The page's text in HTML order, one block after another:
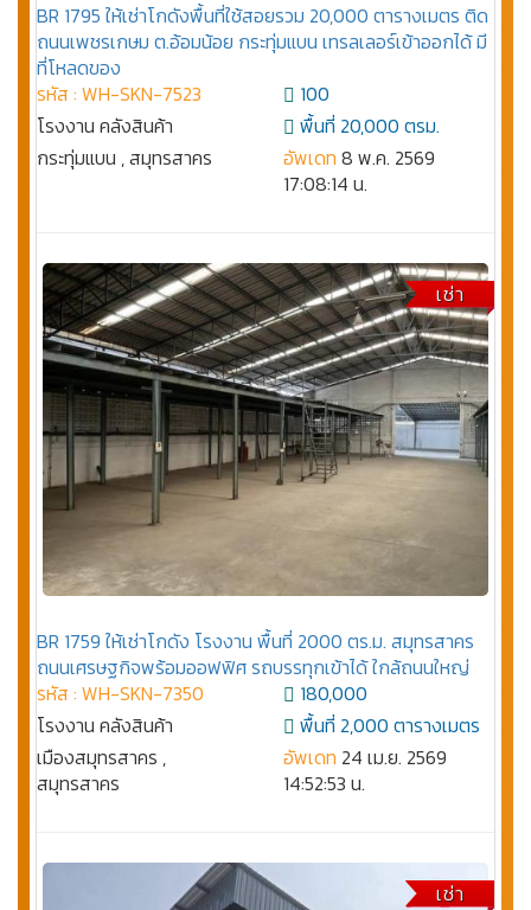
BR 1795 ให้เช่าโกดังพื้นที่ใช้สอยรวม 20,000 ตารางเมตร ติด
ถนนเพชรเกษม ต.อ้อมน้อย กระทุ่มแบน เทรลเลอร์เข้าออกได้ มี
ที่โหลดของ
รหัส : WH-SKN-7523
โรงงาน คลังสินค้า
กระทุ่มแบน , สมุทรสาคร
100
พื้นที่ 20,000 ตรม.
อัพเดท 8 พ.ค. 2569
17:08:14 น.
เช่า
BR 1759 ให้เช่าโกดัง โรงงาน พื้นที่ 2000 ตร.ม. สมุทรสาคร
ถนนเศรษฐกิจพร้อมออฟฟิศ รถบรรทุกเข้าได้ ใกล้ถนนใหญ่
รหัส : WH-SKN-7350
โรงงาน คลังสินค้า
เมืองสมุทรสาคร ,
สมุทรสาคร
180,000
พื้นที่ 2,000 ตารางเมตร
อัพเดท 24 เม.ย. 2569
14:52:53 น.
เช่า